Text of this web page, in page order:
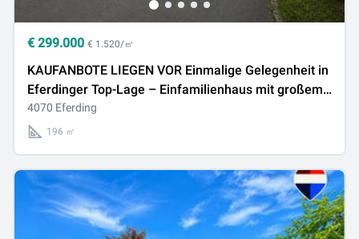
€ 299.000 € 1.520/㎡
KAUFANBOTE LIEGEN VOR Einmalige Gelegenheit in
Eferdinger Top-Lage – Einfamilienhaus mit großem
Garten
4070 Eferding
196 ㎡